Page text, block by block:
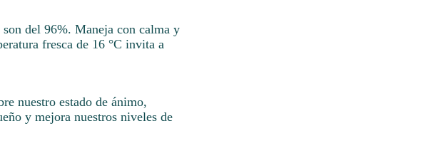
del 96%. Maneja con calma y
fresca de 16 °C invita a
nuestro estado de ánimo,
y mejora nuestros niveles de